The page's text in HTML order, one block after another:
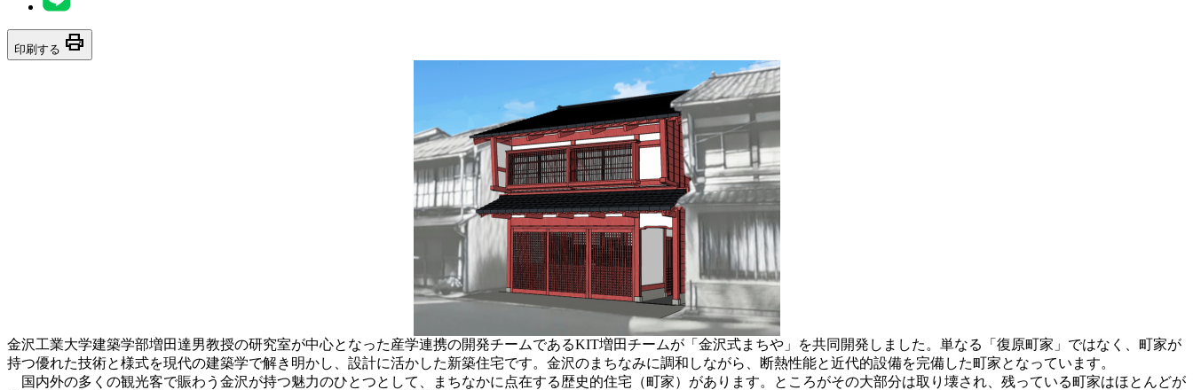
印刷する print
金沢工業大学建築学部増田達男教授の研究室が中心となった産学連携の開発チームであるKIT増田チームが「金沢式まちや」を共同開発しました。単なる「復原町家」ではなく、町家が
持つ優れた技術と様式を現代の建築学で解き明かし、設計に活かした新築住宅です。金沢のまちなみに調和しながら、断熱性能と近代的設備を完備した町家となっています。
国内外の多くの観光客で賑わう金沢が持つ魅力のひとつとして、まちなかに点在する歴史的住宅（町家）があります。ところがその大部分は取り壊され、残っている町家はほとんどが